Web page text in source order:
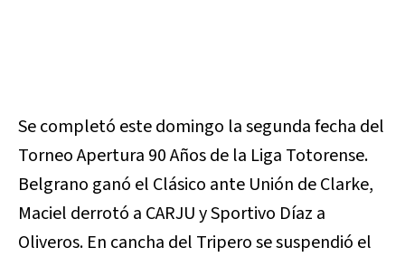
Se completó este domingo la segunda fecha del
Torneo Apertura 90 Años de la Liga Totorense.
Belgrano ganó el Clásico ante Unión de Clarke,
Maciel derrotó a CARJU y Sportivo Díaz a
Oliveros. En cancha del Tripero se suspendió el